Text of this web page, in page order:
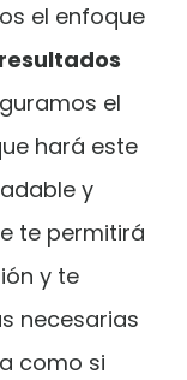
el enfoque
el
hará este
y
te permitirá
y te
necesarias
como si